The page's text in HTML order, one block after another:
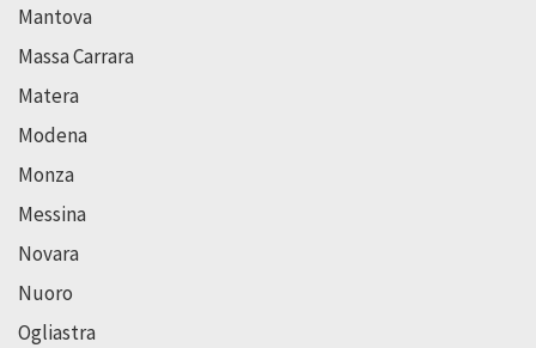
Mantova
Massa Carrara
Matera
Modena
Monza
Messina
Novara
Nuoro
Ogliastra